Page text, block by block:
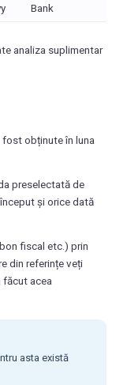
Bank
analiza suplimentar
fost obținute în luna
preselectată de
și orice dată
fiscal etc.) prin
din referințe veți
făcut acea
asta există